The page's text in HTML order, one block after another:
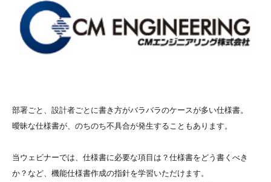
部署ごと、設計者ごとに書き方がバラバラのケースが多い仕様書。
曖昧な仕様書が、のちのち不具合が発生することもあります。
当ウェビナーでは、仕様書に必要な項目は？仕様書をどう書くべき
か？など、機能仕様書作成の指針を学習いただけます。